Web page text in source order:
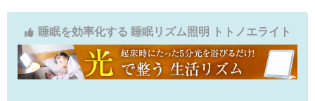
睡眠を効率化する 睡眠リズム照明 トトノエライト